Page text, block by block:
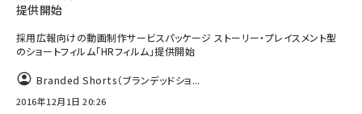
提供開始
採用広報向けの動画制作サービスパッケージ ストーリー・プレイスメント型
のショートフィルム「HRフィルム」提供開始
Branded Shorts（ブランデッドショ...
2016年12月1日 20:26